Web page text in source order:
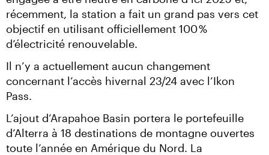
récemment, la station a fait un grand pas vers cet
objectif en utilisant officiellement 100 %
d’électricité renouvelable.
Il n’y a actuellement aucun changement
concernant l’accès hivernal 23/24 avec l’Ikon
Pass.
L’ajout d’Arapahoe Basin portera le portefeuille
d’Alterra à 18 destinations de montagne ouvertes
toute l’année en Amérique du Nord. La